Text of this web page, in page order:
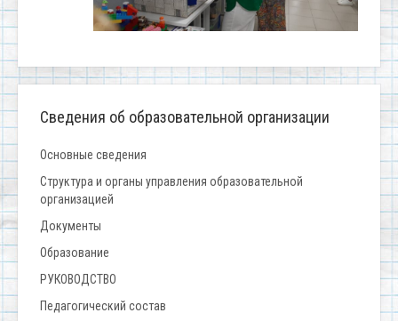
Сведения об образовательной организации
Основные сведения
Структура и органы управления образовательной
организацией
Документы
Образование
РУКОВОДСТВО
Педагогический состав